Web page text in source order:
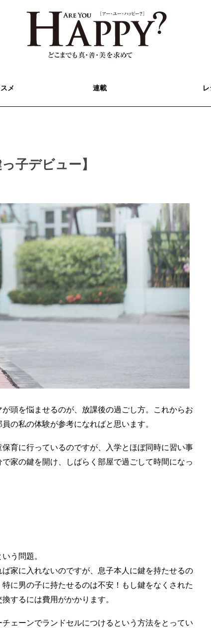
メ 連載
子デビュー】
頭を悩ませるのが、放課後の過ごし方。これからお
の私の体験が参考になればと思います。
育に行っているのですが、入学とほぼ同時に習い事
家の鍵を開け、しばらく部屋で過ごして時間になっ
う問題。
家に入れないのですが、息子本人に鍵を持たせるの
に男の子に持たせるのは不安！もし鍵をなくされた
するには費用がかかります。
ェーンでランドセルにつけるという方法をとってい